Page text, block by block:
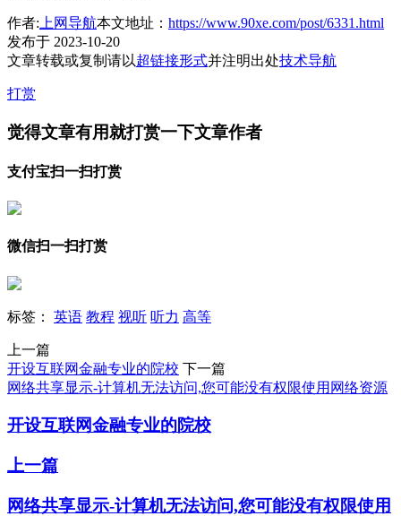
作者: 上网导航本文地址： https://www.90xe.com/post/6331.html
发布于 2023-10-20
文章转载或复制请以超链接形式并注明出处技术导航
打赏
觉得文章有用就打赏一下文章作者
支付宝扫一扫打赏
微信扫一扫打赏
标签： 英语 教程 视听 听力 高等
上一篇
开设互联网金融专业的院校 下一篇
网络共享显示-计算机无法访问,您可能没有权限使用网络资源
开设互联网金融专业的院校
上一篇
网络共享显示-计算机无法访问,您可能没有权限使用